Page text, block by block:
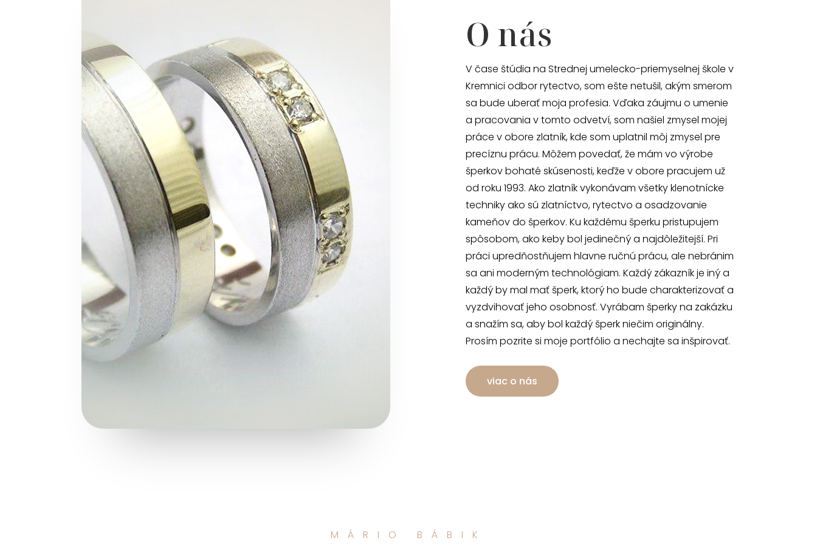
O nás
V čase štúdia na Strednej umelecko-priemyselnej škole v
Kremnici odbor rytectvo, som ešte netušil, akým smerom
sa bude uberať moja profesia. Vďaka záujmu o umenie
a pracovania v tomto odvetví, som našiel zmysel mojej
práce v obore zlatník, kde som uplatnil môj zmysel pre
precíznu prácu. Môžem povedať, že mám vo výrobe
šperkov bohaté skúsenosti, keďže v obore pracujem už
od roku 1993. Ako zlatník vykonávam všetky klenotnícke
techniky ako sú zlatníctvo, rytectvo a osadzovanie
kameňov do šperkov. Ku každému šperku pristupujem
spôsobom, ako keby bol jedinečný a najdôležitejší. Pri
práci upredňostňujem hlavne ručnú prácu, ale nebránim
sa ani moderným technológiam. Každý zákazník je iný a
každý by mal mať šperk, ktorý ho bude charakterizovať a
vyzdvihovať jeho osobnosť. Vyrábam šperky na zakázku
a snažím sa, aby bol každý šperk niečim originálny.
Prosím pozrite si moje portfólio a nechajte sa inšpirovať.
viac o nás
MÁRIO BÁBIK